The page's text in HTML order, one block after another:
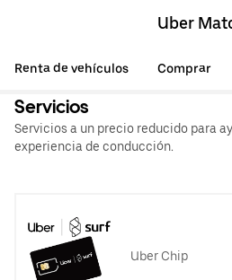
Uber
Renta de vehículos Comprar
Servicios
Servicios a un precio reducido para
experiencia de conducción.
Uber Chip